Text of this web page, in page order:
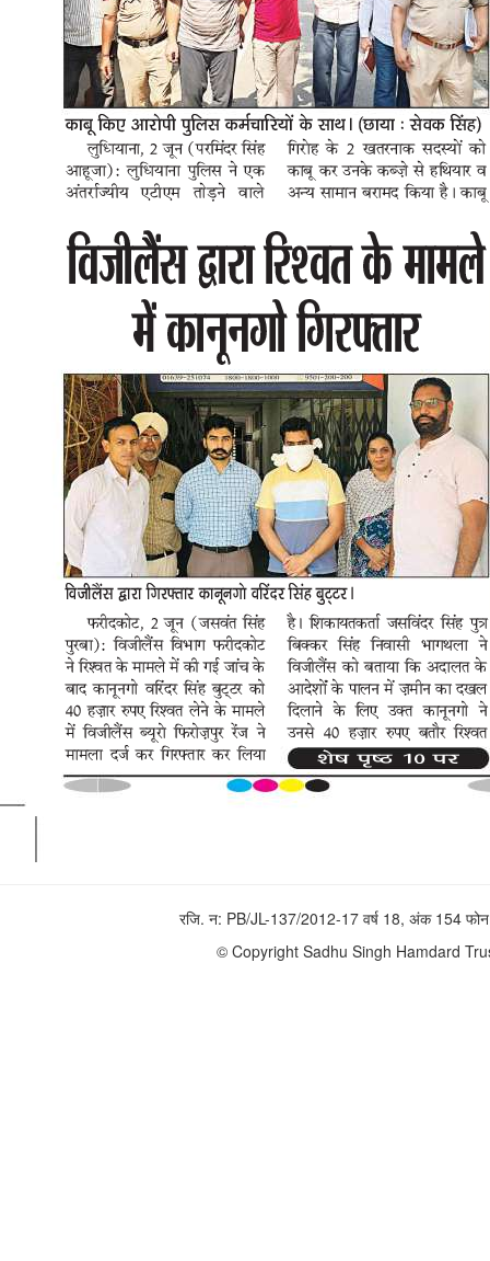
रजि. न: PB/JL-137/2012-17 वर्ष 18, अंक 154
© Copyright Sadhu Singh Hamdard